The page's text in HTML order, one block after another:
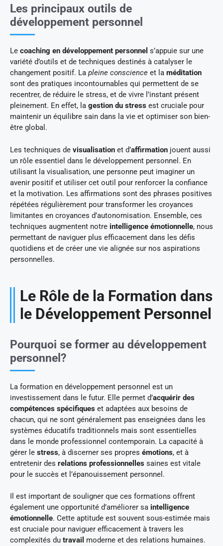
Les principaux outils de
développement personnel
Le coaching en développement personnel s’appuie sur une
variété d’outils et de techniques destinés à catalyser le
changement positif. La pleine conscience et la méditation
sont des pratiques incontournables qui permettent de se
recentrer, de réduire le stress, et de vivre l’instant présent
pleinement. En effet, la gestion du stress est cruciale pour
maintenir un équilibre sain dans la vie et optimiser son bien-
être global.
Les techniques de visualisation et d’affirmation jouent aussi
un rôle essentiel dans le développement personnel. En
utilisant la visualisation, une personne peut imaginer un
avenir positif et utiliser cet outil pour renforcer la confiance
et la motivation. Les affirmations sont des phrases positives
répétées régulièrement pour transformer les croyances
limitantes en croyances d’autonomisation. Ensemble, ces
techniques augmentent notre intelligence émotionnelle, nous
permettant de naviguer plus efficacement dans les défis
quotidiens et de créer une vie alignée sur nos aspirations
personnelles.
Le Rôle de la Formation dans
le Développement Personnel
Pourquoi se former au développement
personnel?
La formation en développement personnel est un
investissement dans le futur. Elle permet d’acquérir des
compétences spécifiques et adaptées aux besoins de
chacun, qui ne sont généralement pas enseignées dans les
systèmes éducatifs traditionnels mais sont essentielles
dans le monde professionnel contemporain. La capacité à
gérer le stress, à discerner ses propres émotions, et à
entretenir des relations professionnelles saines est vitale
pour le succès et l’épanouissement personnel.
Il est important de souligner que ces formations offrent
également une opportunité d’améliorer sa intelligence
émotionnelle. Cette aptitude est souvent sous-estimée mais
est cruciale pour naviguer efficacement à travers les
complexités du travail moderne et des relations humaines.